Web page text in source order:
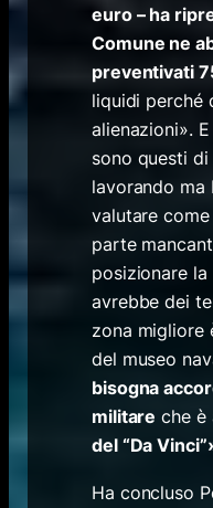
euro – ha
Comune ne
preventivati
liquidi perché
alienazioni».
sono questi
lavorando ma
valutare
parte
posizionare
avrebbe dei
zona migliore
del museo
bisogna
militare che è
del “Da
Ha concluso